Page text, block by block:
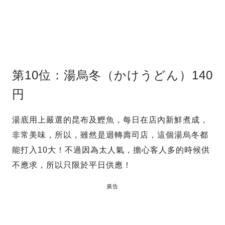
第10位：湯烏冬（かけうどん）140
円
湯底用上嚴選的昆布及鰹魚，每日在店內新鮮煮成，
非常美味，所以，雖然是迴轉壽司店，這個湯烏冬都
能打入10大！不過因為太人氣，擔心客人多的時候供
不應求，所以只限於平日供應！
廣告